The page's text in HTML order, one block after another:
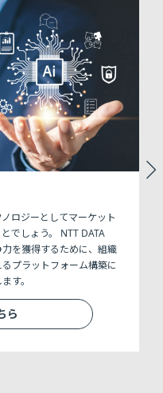
ロジーとしてマーケット
でしょう。 NTT DATA
を獲得するために、組織
プラットフォーム構築に
す。
ら